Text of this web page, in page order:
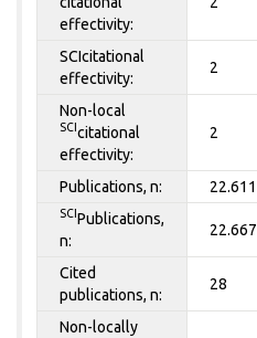
effectivity:
SCIcitational
effectivity:
2
Non-local
SCI citational
effectivity:
2
Publications, n: 22.611
SCI Publications,
n:
22.667
Cited
publications, n:
28
Non-locally